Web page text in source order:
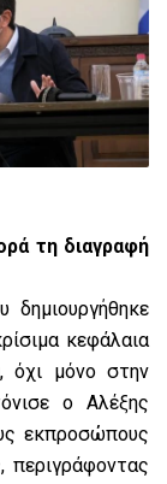
τη διαγραφή
δημιουργήθηκε
κεφάλαια
όχι μόνο στην
ο Αλέξης
εκπροσώπους